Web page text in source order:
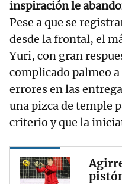
inspiración le
Pese a que se
desde la frontal, el
Yuri, con gran
complicado palmeo
errores en las
una pizca de temple
criterio y que la